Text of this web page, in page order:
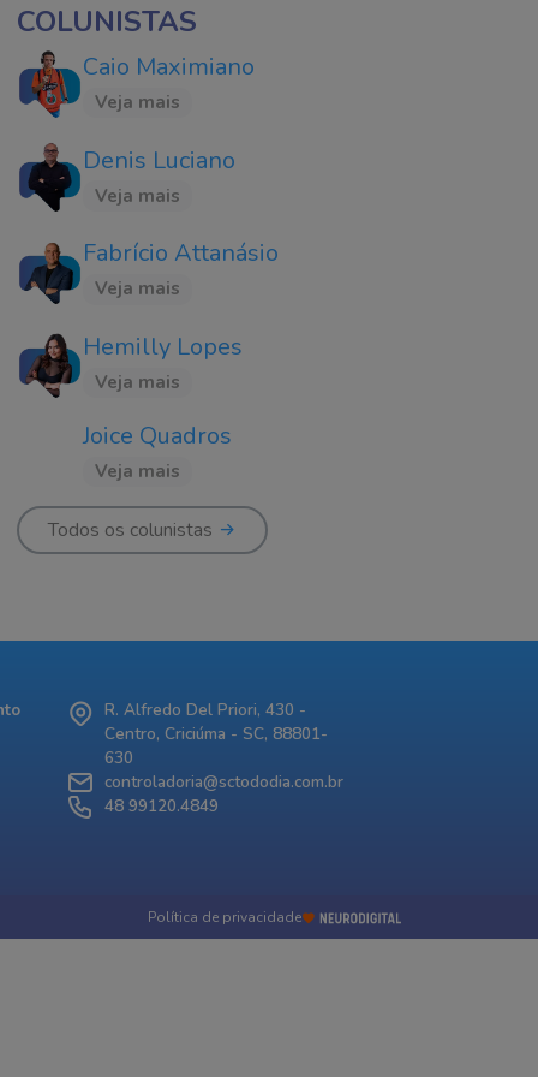
COLUNISTAS
Caio Maximiano
Veja mais
Denis Luciano
Veja mais
Fabrício Attanásio
Veja mais
Hemilly Lopes
Veja mais
Joice Quadros
Veja mais
Todos os colunistas
R. Alfredo Del Priori, 430 -
Centro, Criciúma - SC, 88801-
630
controladoria@sctododia.com.br
48 99120.4849
Política de privacidade